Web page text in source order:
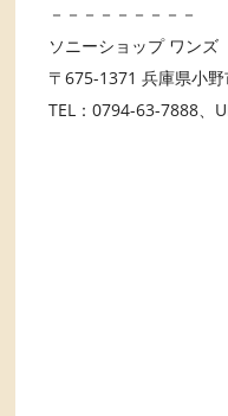
－－－－－－－－－
ソニーショップ ワンズ
〒675-1371 兵庫県小
TEL：0794-63-7888、